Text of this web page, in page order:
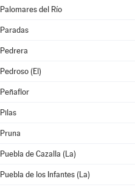
Palomares del Río
Paradas
Pedrera
Pedroso (El)
Peñaflor
Pilas
Pruna
Puebla de Cazalla (La)
Puebla de los Infantes (La)